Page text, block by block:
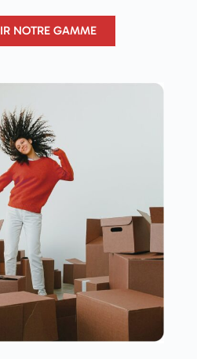
NOTRE GAMME